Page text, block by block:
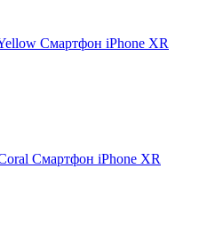
Смартфон iPhone XR
Смартфон iPhone XR